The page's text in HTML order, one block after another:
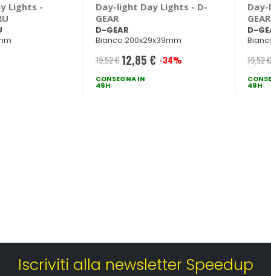
Lights -
Day-light Day Lights - D-
GEAR
D-GEAR
Bianco 200x29x39mm
19,52 € Prezzo
speciale
12,85 € -34%
CONSEGNA IN
48H
GEAR
D-
19,52
48H
Iscriviti alla newsletter Speedup